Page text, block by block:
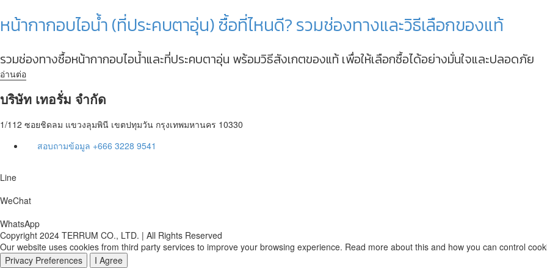
หน้ากากอบไอน้ำ (ที่ประคบตาอุ่น) ซื้อที่ไหนดี? รวมช่องทางและวิธีเลือกของแท้
รวมช่องทางซื้อหน้ากากอบไอน้ำและที่ประคบตาอุ่น พร้อมวิธีสังเกตของแท้ เพื่อให้เลือกซื้อได้อย่างมั่นใจและปลอดภัย
อ่านต่อ
บริษัท เทอรั่ม จำกัด
1/112 ซอยชิดลม แขวงลุมพินี เขตปทุมวัน กรุงเทพมหานคร 10330
สอบถามข้อมูล +666 3228 9541
Line
WeChat
WhatsApp
Copyright 2024 TERRUM CO., LTD.​ | All Rights Reserved
Our website uses cookies from third party services to improve your browsing experience. Read more about this and how you can control
Privacy Preferences
I Agree